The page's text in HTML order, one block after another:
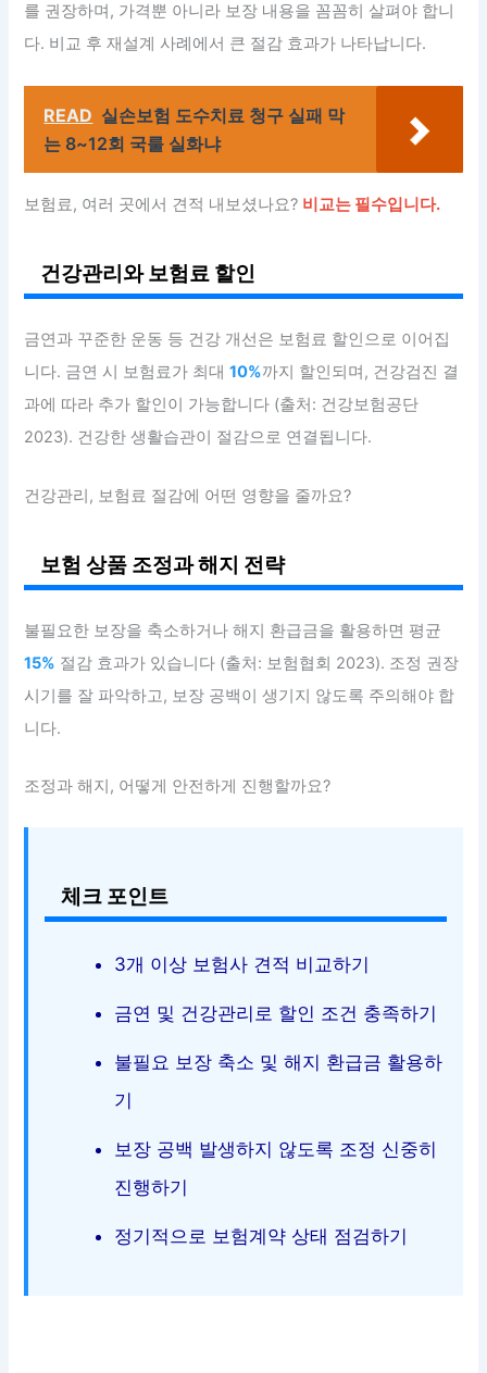
를 권장하며, 가격뿐 아니라 보장 내용을 꼼꼼히 살펴야 합니
다. 비교 후 재설계 사례에서 큰 절감 효과가 나타납니다.
READ 실손보험 도수치료 청구 실패 막
는 8~12회 국룰 실화냐
보험료, 여러 곳에서 견적 내보셨나요? 비교는 필수입니다.
건강관리와 보험료 할인
금연과 꾸준한 운동 등 건강 개선은 보험료 할인으로 이어집
니다. 금연 시 보험료가 최대10%까지 할인되며, 건강검진 결
과에 따라 추가 할인이 가능합니다 (출처: 건강보험공단
2023). 건강한 생활습관이 절감으로 연결됩니다.
건강관리, 보험료 절감에 어떤 영향을 줄까요?
보험 상품 조정과 해지 전략
불필요한 보장을 축소하거나 해지 환급금을 활용하면 평균
15% 절감 효과가 있습니다 (출처: 보험협회 2023). 조정 권장
시기를 잘 파악하고, 보장 공백이 생기지 않도록 주의해야 합
니다.
조정과 해지, 어떻게 안전하게 진행할까요?
체크 포인트
3개 이상 보험사 견적 비교하기
금연 및 건강관리로 할인 조건 충족하기
불필요 보장 축소 및 해지 환급금 활용하
기
보장 공백 발생하지 않도록 조정 신중히
진행하기
정기적으로 보험계약 상태 점검하기